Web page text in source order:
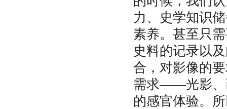
力、史学知识
素养。甚至只
史料的记录以
合，对影像的
需求——光影、
的感官体验。